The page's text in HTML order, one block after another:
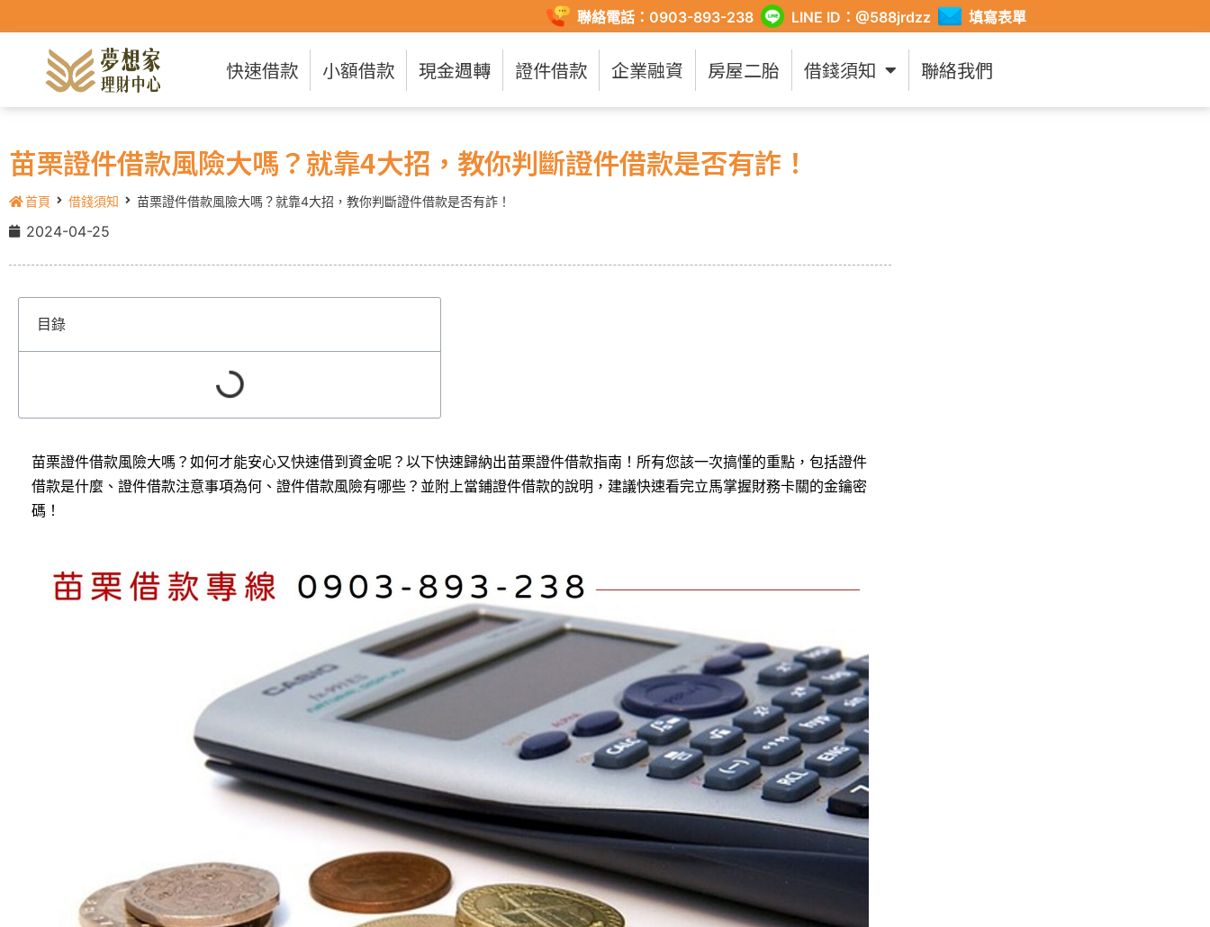
聯絡電話：0903-893-238 LINE ID：@588jrdzz 填寫表單
快速借款 小額借款 現金週轉 證件借款 企業融資 房屋二胎 借錢須知 聯絡我們
苗栗證件借款風險大嗎？就靠4大招，教你判斷證件借款是否有詐！
首頁 借錢須知 苗栗證件借款風險大嗎？就靠4大招，教你判斷證件借款是否有詐！
2024-04-25
目錄
苗栗證件借款風險大嗎？如何才能安心又快速借到資金呢？以下快速歸納出苗栗證件借款指南！所有您該一次搞懂的重點，包括證件
借款是什麼、證件借款注意事項為何、證件借款風險有哪些？並附上當鋪證件借款的說明，建議快速看完立馬掌握財務卡關的金鑰密
碼！